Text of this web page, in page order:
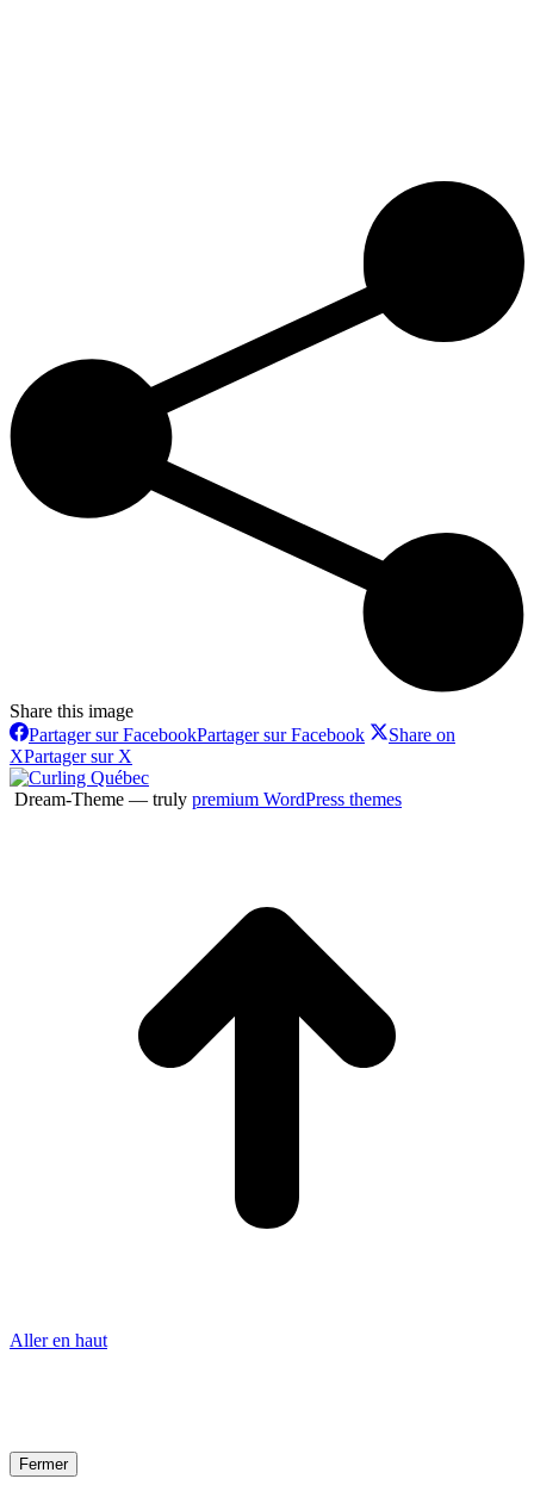
Share this image
Partager sur FacebookPartager sur Facebook
Share on
XPartager sur X
Dream-Theme — truly premium WordPress themes
Aller en haut
Fermer